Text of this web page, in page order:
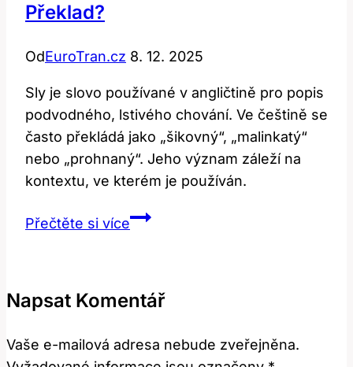
Překlad?
OdEuroTran.cz 8. 12. 2025
Sly je slovo používané v angličtině pro popis
podvodného, lstivého chování. Ve češtině se
často překládá jako „šikovný“, „malinkatý“
nebo „prohnaný“. Jeho význam záleží na
kontextu, ve kterém je používán.
Přečtěte si víceSly:
význam
překlad?
Napsat Komentář
Vaše e-mailová adresa nebude zveřejněna.